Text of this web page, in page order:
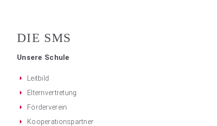
DIE SMS
Unsere Schule
Leitbild
Elternvertretung
Förderverein
Kooperationspartner